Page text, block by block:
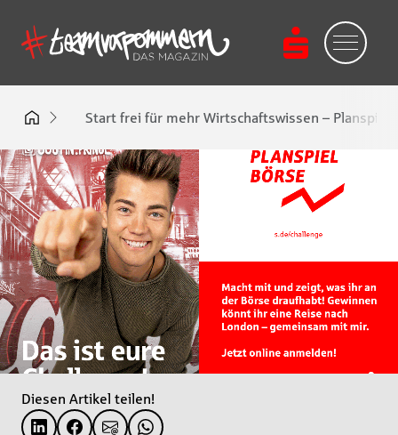
Start frei für mehr Wirtschaftswissen – Planspiel
Diesen Artikel teilen!